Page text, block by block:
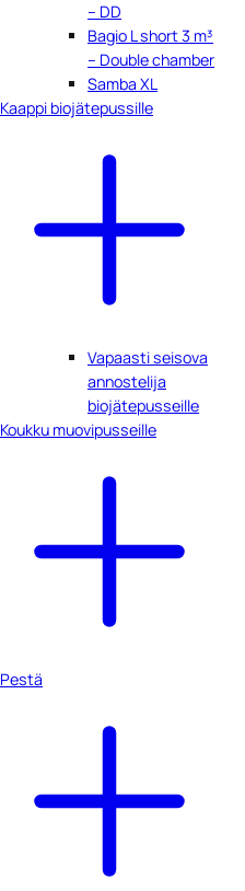
– DD
Bagio L short 3 m³
– Double chamber
Samba XL
Kaappi biojätepussille
Vapaasti seisova
annostelija
biojätepusseille
Koukku muovipusseille
Pestä